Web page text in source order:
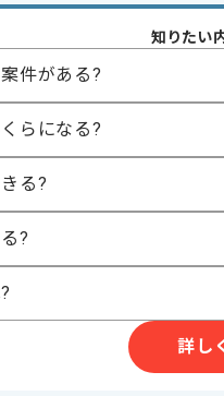
不安がある方へ
た経験やスキルをお持ちであれば
有
時間
140時間〜180時間
イト
1人
2025/10/02
知りたい
件がある?
らになる?
る?
?
詳し